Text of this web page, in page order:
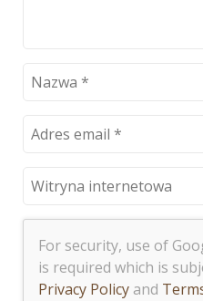
For security, use of
is required which is
Privacy Policy and